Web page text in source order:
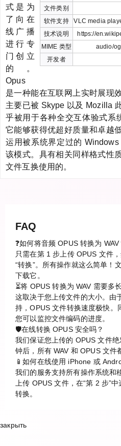
文件类别
软件支持
VLC media
技术说明
https://
MIME 类型
audio/
开发者
式是为
了向在
线广播
进行专
门创立
的。
Opus
是一种能在互联网上实时展现
主要已被 Skype 以及 Mozilla
乎被用于各种全交互体验式系
它能够获得优超好质量和卓越
运用被系统界定过的
该模式。具有相关同样格式性
文件互换使用的。
FAQ
❓如何将音频 OPUS 转换为 WAV
只需在第 1 步上传 OPUS 文件
“转换”。所有操作就这么简单！
下载它。
⏳将 OPUS 转换为 WAV 需要多
这取决于您上传文件的大小。由
持，OPUS 文件转换速度极快。
您可以监控文件编码的进度。
🛡️在线转换 OPUS 安全吗？
我们保证您上传的 OPUS 文件
钟后，所有 WAV 和 OPUS 文件
📱如何在线使用 iPhone 或
我们的服务支持所有操作系统和
上传 OPUS 文件，在“第 2 步”
转换。
закрыть